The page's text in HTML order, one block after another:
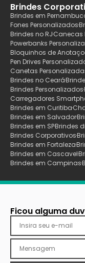
Brindes
Brindes em
Fones Personalizados
Brindes no RJCanecas
Powerbanks
Bloquinhos de
Pen Drives
Canetas
Brindes no Ceará
Brindes Personalizados
Carregadores
Brindes em Curitiba
Brindes em Salvador
Brindes em SPBrindes
Brindes Corporativos
Brindes em Fortaleza
Brindes em Cascavel
Brindes em Campinas
Ficou alguma